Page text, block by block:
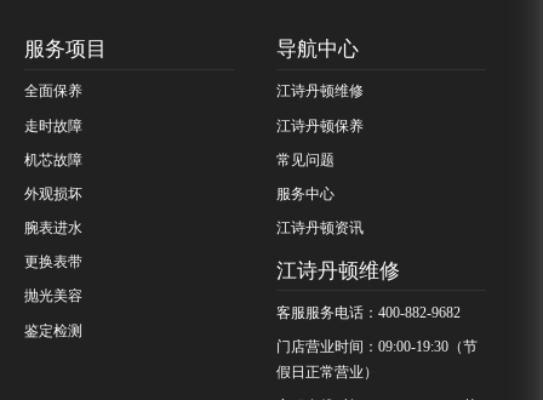
服务项目
全面保养
走时故障
机芯故障
外观损坏
腕表进水
更换表带
抛光美容
鉴定检测
导航中心
江诗丹顿维修
江诗丹顿保养
常见问题
服务中心
江诗丹顿资讯
江诗丹顿维修
客服服务电话：400-882-9682
门店营业时间：09:00-19:30（节
假日正常营业）